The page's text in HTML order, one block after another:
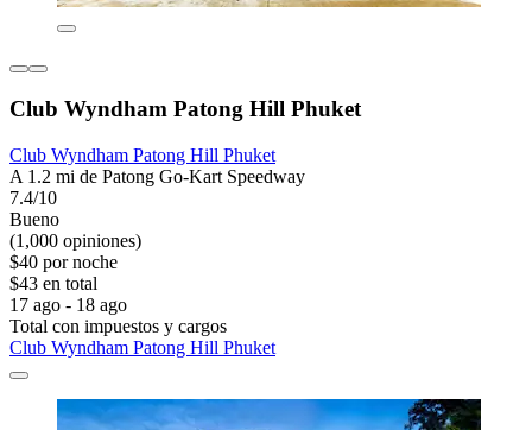
Club Wyndham Patong Hill Phuket
Club Wyndham Patong Hill Phuket
A 1.2 mi de Patong Go-Kart Speedway
7.4/10
Bueno
(1,000 opiniones)
$40 por noche
$43 en total
17 ago - 18 ago
Total con impuestos y cargos
Club Wyndham Patong Hill Phuket